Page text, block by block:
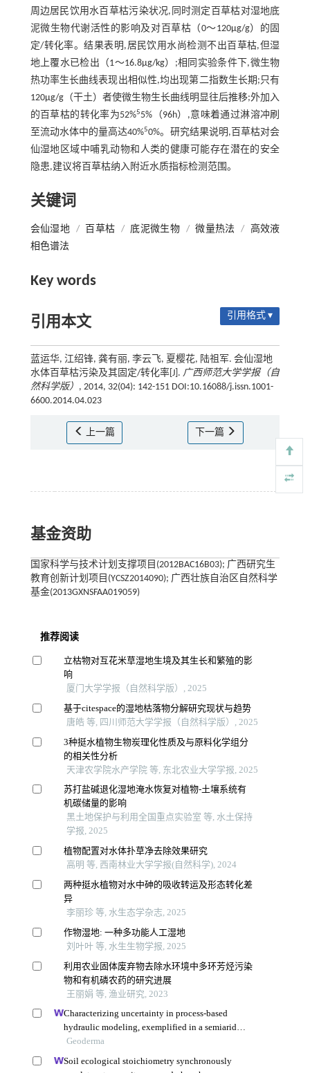
周边居民饮用水百草枯污染状况,同时测定百草枯对湿地底
泥微生物代谢活性的影响及对百草枯（0～120μg/g）的固
定/转化率。结果表明,居民饮用水尚检测不出百草枯,但湿
地上覆水已检出（1～16.8μg/kg）;相同实验条件下,微生物
热功率生长曲线表现出相似性,均出现第二指数生长期;只有
120μg/g（干土）者使微生物生长曲线明显往后推移;外加入
的百草枯的转化率为52%55%（96h）,意味着通过淋溶冲刷
至流动水体中的量高达40%50%。研究结果说明,百草枯对会
仙湿地区域中哺乳动物和人类的健康可能存在潜在的安全
隐患,建议将百草枯纳入附近水质指标检测范围。
关键词
会仙湿地 / 百草枯 / 底泥微生物 / 微量热法 /
高效液
相色谱法
Key words
引用本文 引用格式 ▾
蓝运华, 江绍锋, 龚有丽, 李云飞, 夏樱花, 陆祖军. 会仙湿地
水体百草枯污染及其固定/转化率[J]. 广西师范大学学报（自
然科学版） , 2014, 32(04): 142-151 DOI:10.16088/j.issn.1001-
6600.2014.04.023
上一篇 下一篇
基金资助
国家科学与技术计划支撑项目(2012BAC16B03); 广西研究生
教育创新计划项目(YCSZ2014090); 广西壮族自治区自然科学
基金(2013GXNSFAA019059)